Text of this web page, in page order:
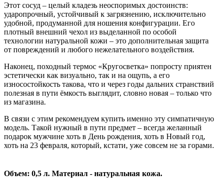
Этот сосуд – целый кладезь неоспоримых достоинств:
ударопрочный, устойчивый к загрязнению, исключительно
удобной, продуманной для ношения конфигурации. Его
плотный внешний чехол из выделанной по особой
технологии натуральной кожи – это дополнительная защита
от повреждений и любого нежелательного воздействия.
Наконец, походный термос «Кругосветка» попросту приятен
эстетически как визуально, так и на ощупь, а его
износостойкость такова, что и через годы дальних странствий
полезная в пути ёмкость выглядит, словно новая – только что
из магазина.
В связи с этим рекомендуем купить именно эту симпатичную
модель. Такой нужный в пути предмет – всегда желанный
подарок мужчине хоть в День рождения, хоть в Новый год,
хоть на 23 февраля, который, кстати, уже совсем не за горами.
Объем: 0,5 л. Материал - натуральная кожа.